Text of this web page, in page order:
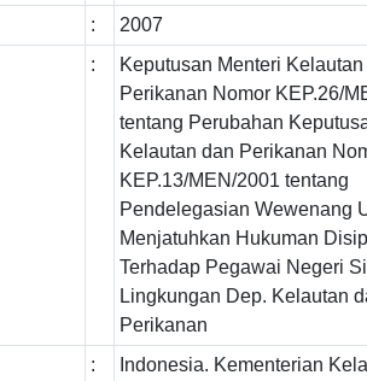
:
2007
:
Keputusan Menteri Kelautan
Perikanan Nomor KEP.26/
tentang Perubahan
Kelautan dan Perikanan
KEP.13/MEN/2001 tentang
Pendelegasian Wewenang
Menjatuhkan Hukuman
Terhadap Pegawai Negeri
Lingkungan Dep. Kelautan
Perikanan
:
Indonesia. Kementerian